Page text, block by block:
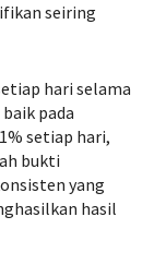
seiring
hari selama
pada
setiap hari,
bukti
yang
hasil